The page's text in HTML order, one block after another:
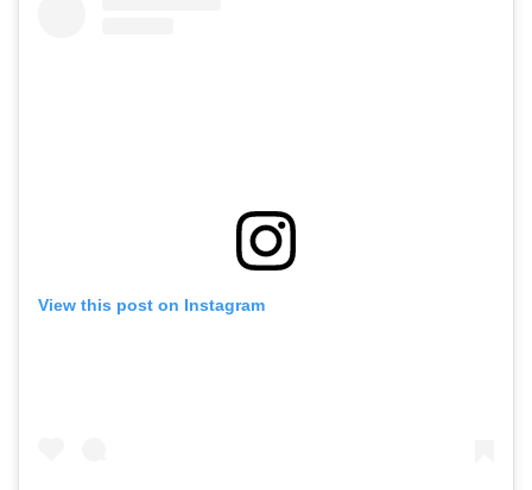
View this post on Instagram